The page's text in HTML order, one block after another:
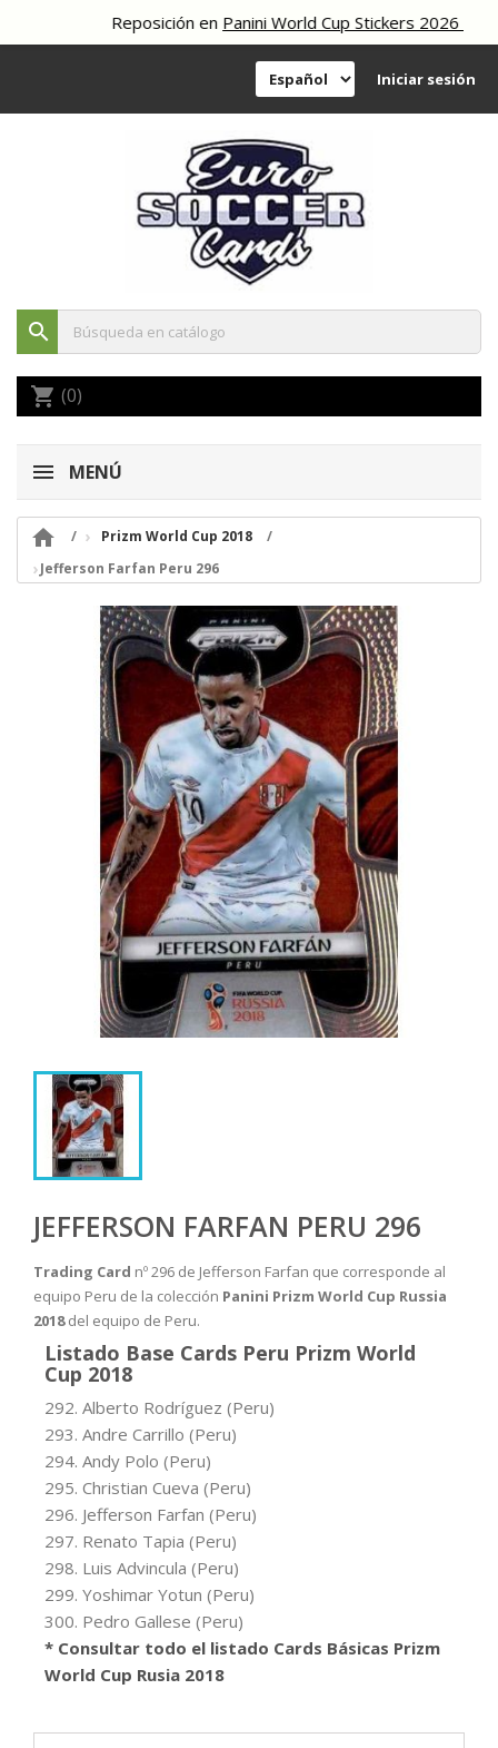
Reposición enPanini World Cup Stickers 2026
Iniciar sesión
search
shopping_cart (0)
MENÚ

Prizm World Cup 2018
Jefferson Farfan Peru 296
JEFFERSON FARFAN PERU 296
Trading Card nº 296 de Jefferson Farfan que corresponde al
equipo Peru de la colección Panini Prizm World Cup Russia
2018del equipo de Peru.
Listado Base Cards Peru Prizm World
Cup 2018
292. Alberto Rodríguez (Peru)
293. Andre Carrillo (Peru)
294. Andy Polo (Peru)
295. Christian Cueva (Peru)
296. Jefferson Farfan (Peru)
297. Renato Tapia (Peru)
298. Luis Advincula (Peru)
299. Yoshimar Yotun (Peru)
300. Pedro Gallese (Peru)
* Consultar todo el listado Cards Básicas Prizm
World Cup Rusia 2018